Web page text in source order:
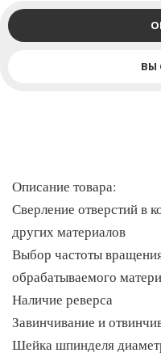
ВЫ
Описание товара:
Сверление отверстий в
других материалов
Выбор частоты
обрабатываемого
Наличие реверса
Завинчивание и
Шейка шпинделя